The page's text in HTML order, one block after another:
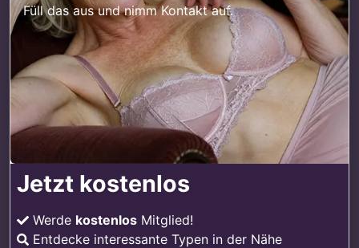
Füll das aus und nimm Kontakt auf.
Jetzt kostenlos
Werde kostenlos Mitglied!
Entdecke interessante Typen in der Nähe